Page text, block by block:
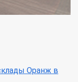
Оранж в